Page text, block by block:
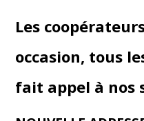
Les
occasion, tous
fait appel à nos